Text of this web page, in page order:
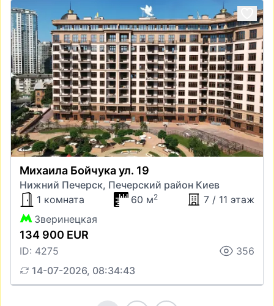
Михаила Бойчука ул. 19
Нижний Печерск, Печерский район Киев
1 комната
60 м2
7 / 11 этаж
Зверинецкая
134 900 EUR
ID: 4275
356
14-07-2026, 08:34:43